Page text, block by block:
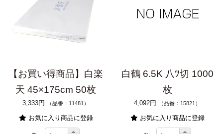
【お買い得商品】白楽
天 45×175cm 50枚
3,333円 （品番：11481）
お気に入り商品に登録
白鶴 6.5K 八ﾂ切 1000
枚
4,092円 （品番：15821）
お気に入り商品に登録